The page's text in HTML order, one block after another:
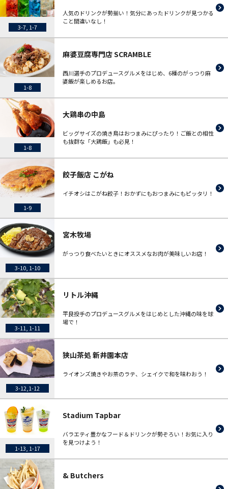
3-7, 1-7
人気のドリンクが勢揃い！気分にあったドリンクが見つかる
こと間違いなし！
1-8
麻婆豆腐専門店 SCRAMBLE
西川選手のプロデュースグルメをはじめ、6種のがっつり麻
婆飯が楽しめるお店。
1-8
大鶏串の中島
ビッグサイズの焼き鳥はおつまみにぴったり！ご飯との相性
も抜群な「大鶏飯」も必見！
1-9
餃子飯店 こがね
イチオシはこがね餃子！おかずにもおつまみにもピッタリ！
3-10, 1-10
宮木牧場
がっつり食べたいときにオススメなお肉が美味しいお店！
3-11, 1-11
リトル沖縄
平良投手のプロデュースグルメをはじめとした沖縄の味を球
場で！
3-12,1-12
狭山茶処 新井園本店
ライオンズ焼きやお茶のラテ、シェイクで和を味わおう！
1-13, 1-17
Stadium Tapbar
バラエティ豊かなフード＆ドリンクが勢ぞろい！お気に入り
を見つけよう！
& Butchers